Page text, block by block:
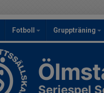
Fotboll Gruppträning
Seriespel